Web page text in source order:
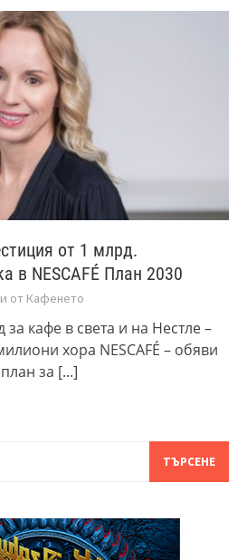
от 1 млрд.
в NESCAFÉ План 2030
от Кафенето
кафе в света и на Нестле –
хора NESCAFÉ – обяви
за [...]